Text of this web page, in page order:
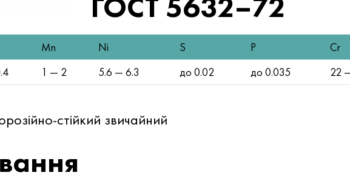
Mn Ni S P Cr
1 — 2 5.6 — 6.3 до 0.02 до 0.035 22
стійкий звичайний